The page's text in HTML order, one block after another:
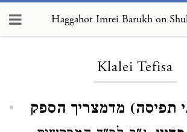
Klalei Tefisa
תפיסה) מדמצריך הספק